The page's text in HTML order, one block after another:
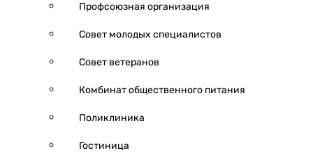
Профсоюзная организация
Совет молодых специалистов
Совет ветеранов
Комбинат общественного питания
Поликлиника
Гостиница